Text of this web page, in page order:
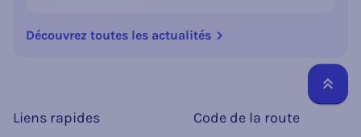
Découvrez toutes les actualités
Liens rapides Code de la route